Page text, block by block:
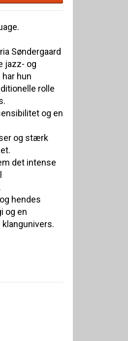
Søndergaard
jazz- og
hun
rolle
og en
og stærk
det intense
hendes
og en